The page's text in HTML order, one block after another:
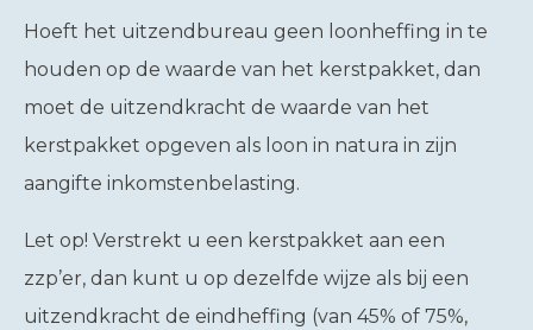
Hoeft het uitzendbureau geen loonheffing in te
houden op de waarde van het kerstpakket, dan
moet de uitzendkracht de waarde van het
kerstpakket opgeven als loon in natura in zijn
aangifte inkomstenbelasting.
Let op! Verstrekt u een kerstpakket aan een
zzp’er, dan kunt u op dezelfde wijze als bij een
uitzendkracht de eindheffing (van 45% of 75%,